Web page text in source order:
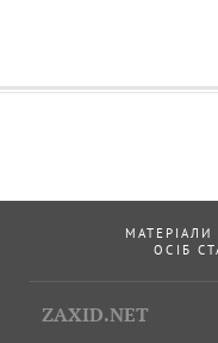
ОСІБ
ZAXID.NET